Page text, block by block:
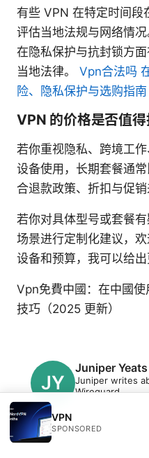
有些 VPN 在特定时间段
评估当地法规与网络情
在隐私保护与抗封锁方
当地法律。 Vpn合法吗
险、隐私保护与选购指南
VPN 的价格是否值得
若你重视隐私、跨境工
设备使用，长期套餐通
合退款政策、折扣与促销
若你对具体型号或套餐
场景进行定制化建议，
设备和预算，我可以给出
Vpn免費中國：在中國
技巧（2025 更新）
Juniper Yeats
Juniper writes
Wireguard.
VPN
SPONSORED